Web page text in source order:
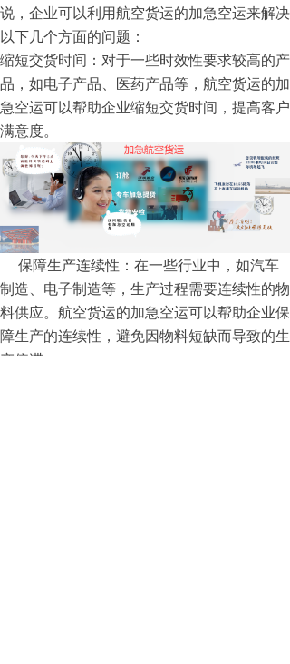
说，企业可以利用航空货运的加急空运来解决
以下几个方面的问题：
缩短交货时间：对于一些时效性要求较高的产
品，如电子产品、医药产品等，航空货运的加
急空运可以帮助企业缩短交货时间，提高客户
满意度。
保障生产连续性：在一些行业中，如汽车
制造、电子制造等，生产过程需要连续性的物
料供应。航空货运的加急空运可以帮助企业保
障生产的连续性，避免因物料短缺而导致的生
产停滞。